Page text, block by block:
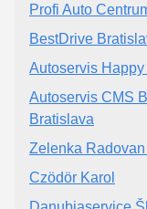
Profi Auto
BestDrive
Autoservis Happy
Autoservis CMS
Bratislava
Zelenka
Czödör Karol